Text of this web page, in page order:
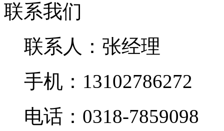
联系我们
联系人：张经理
手机：13102786272
电话：0318-7859098